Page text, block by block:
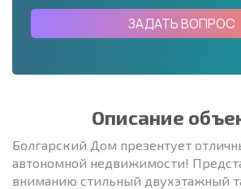
ЗАДАТЬ ВОПРОС
Описание
Болгарский Дом презентует
автономной недвижимости!
вниманию стильный двухэтажный